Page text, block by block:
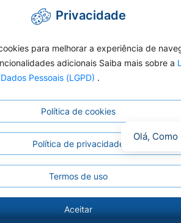
Privacidade
para melhorar a experiência de
adicionais Saiba mais sobre a
Pessoais (LGPD) .
Política de cookies
Política de privacidade
Termos de uso
Aceitar
Olá,